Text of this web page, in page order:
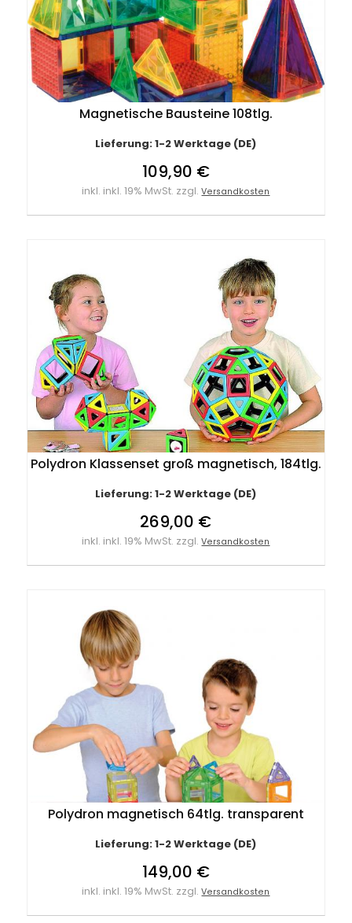
Magnetische Bausteine 108tlg.
Lieferung: 1-2 Werktage (DE)
109,90 €
inkl. inkl. 19% MwSt. zzgl.Versandkosten
Polydron Klassenset groß magnetisch, 184tlg.
Lieferung: 1-2 Werktage (DE)
269,00 €
inkl. inkl. 19% MwSt. zzgl.Versandkosten
Polydron magnetisch 64tlg. transparent
Lieferung: 1-2 Werktage (DE)
149,00 €
inkl. inkl. 19% MwSt. zzgl.Versandkosten